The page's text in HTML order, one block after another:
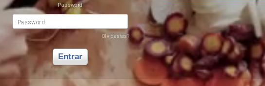
Password
Password
Olvidastes?
Entrar